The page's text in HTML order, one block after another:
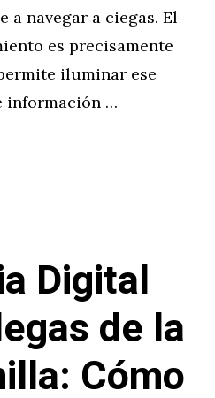
a navegar a ciegas. El
es precisamente
iluminar ese
información …
Digital
de la
Cómo